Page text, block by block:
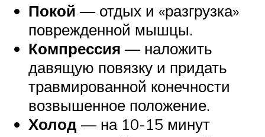
Покой — отдых и «разгрузка»
поврежденной мышцы.
Компрессия — наложить
давящую повязку и придать
травмированной конечности
возвышенное положение.
Холод — на 10-15 минут